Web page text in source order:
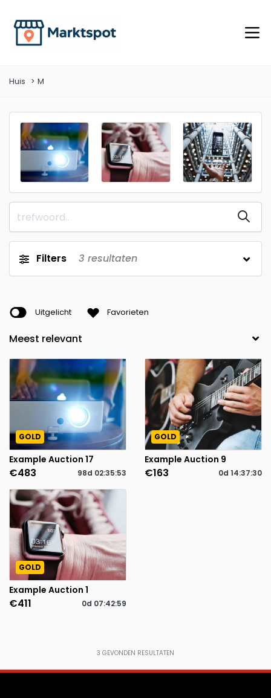
Huis M
Filters 3 resultaten
Uitgelicht Favorieten
GOLD
Example Auction 17
€483 98d 02:35:53
GOLD
Example Auction 9
€163 0d 14:37:30
GOLD
Example Auction 1
€411 0d 07:42:59
3 GEVONDEN RESULTATEN